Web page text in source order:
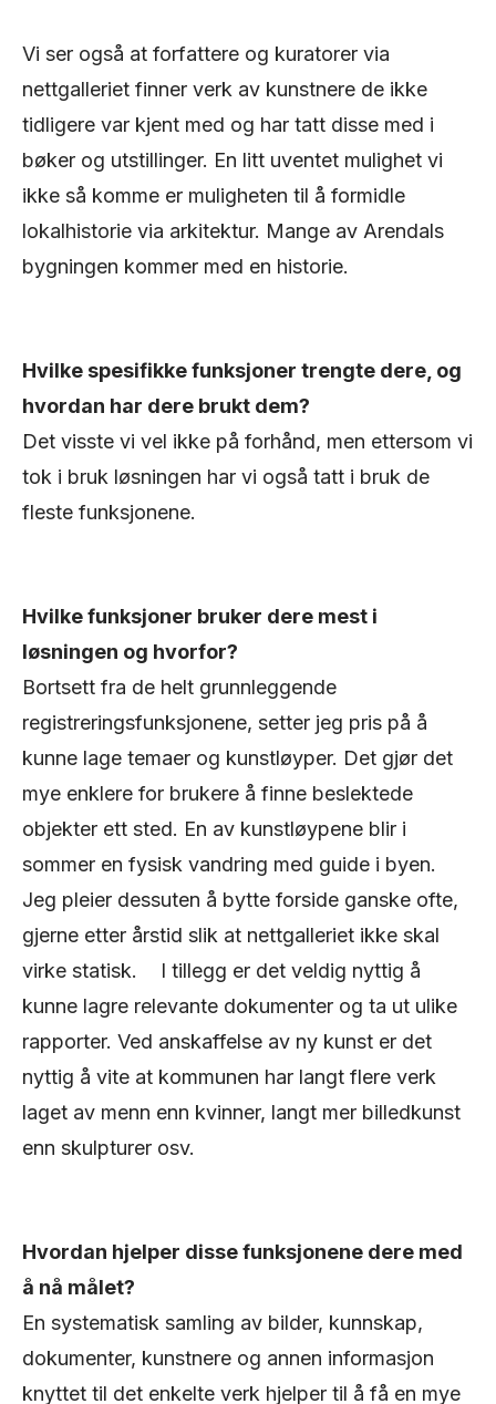
Vi ser også at forfattere og kuratorer via
nettgalleriet finner verk av kunstnere de ikke
tidligere var kjent med og har tatt disse med i
bøker og utstillinger. En litt uventet mulighet vi
ikke så komme er muligheten til å formidle
lokalhistorie via arkitektur. Mange av Arendals
bygningen kommer med en historie.
Hvilke spesifikke funksjoner trengte dere, og
hvordan har dere brukt dem?
Det visste vi vel ikke på forhånd, men ettersom vi
tok i bruk løsningen har vi også tatt i bruk de
fleste funksjonene.
Hvilke funksjoner bruker dere mest i
løsningen og hvorfor?
Bortsett fra de helt grunnleggende
registreringsfunksjonene, setter jeg pris på å
kunne lage temaer og kunstløyper. Det gjør det
mye enklere for brukere å finne beslektede
objekter ett sted. En av kunstløypene blir i
sommer en fysisk vandring med guide i byen.
Jeg pleier dessuten å bytte forside ganske ofte,
gjerne etter årstid slik at nettgalleriet ikke skal
virke statisk. I tillegg er det veldig nyttig å
kunne lagre relevante dokumenter og ta ut ulike
rapporter. Ved anskaffelse av ny kunst er det
nyttig å vite at kommunen har langt flere verk
laget av menn enn kvinner, langt mer billedkunst
enn skulpturer osv.
Hvordan hjelper disse funksjonene dere med
å nå målet?
En systematisk samling av bilder, kunnskap,
dokumenter, kunstnere og annen informasjon
knyttet til det enkelte verk hjelper til å få en mye